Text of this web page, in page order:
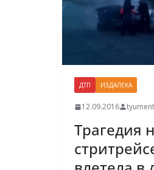
ДТП ИЗДАЛЕКА
12.09.2016
Трагедия